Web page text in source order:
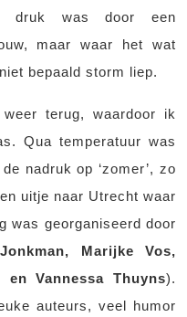
druk was door een
maar waar het wat
bepaald storm liep.
terug, waardoor ik
Qua temperatuur was
nadruk op ‘zomer’, zo
uitje naar Utrecht waar
was georganiseerd door
Marijke Vos,
Vannessa Thuyns).
auteurs, veel humor